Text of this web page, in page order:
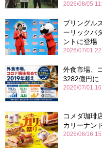
2026/08/05
プリングル
ーリックバ
ントに登場
2026/07/01
外食市場、
3282億円に
2026/07/01
コメダ珈琲
カリーナン
2026/06/16